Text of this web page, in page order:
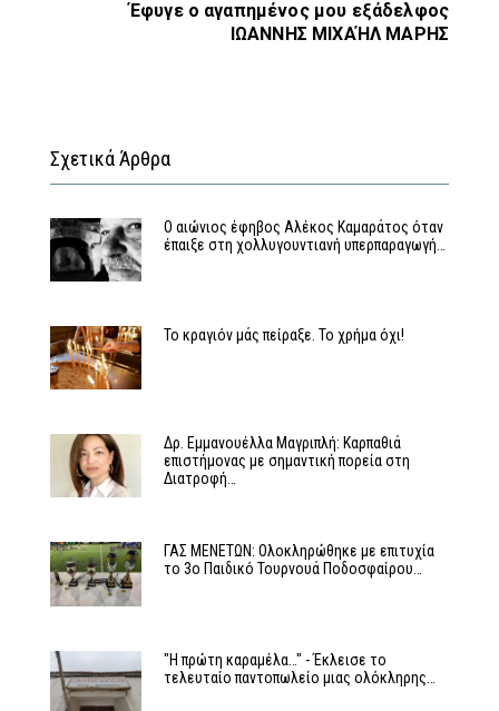
Έφυγε ο αγαπημένος μου εξάδελφος
ΙΩΑΝΝΗΣ ΜΙΧΑΉΛ ΜΑΡΗΣ
Σχετικά Άρθρα
Ο αιώνιος έφηβος Αλέκος Καμαράτος όταν
έπαιξε στη χολλυγουντιανή υπερπαραγωγή…
Το κραγιόν μάς πείραξε. Το χρήμα όχι!
Δρ. Εμμανουέλλα Μαγριπλή: Καρπαθιά
επιστήμονας με σημαντική πορεία στη
Διατροφή…
ΓΑΣ ΜΕΝΕΤΩΝ: Ολοκληρώθηκε με επιτυχία
το 3ο Παιδικό Τουρνουά Ποδοσφαίρου…
"Η πρώτη καραμέλα…" - Έκλεισε το
τελευταίο παντοπωλείο μιας ολόκληρης…